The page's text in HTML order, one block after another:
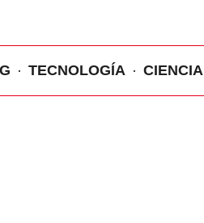
TECNOLOGÍA CIENCIA